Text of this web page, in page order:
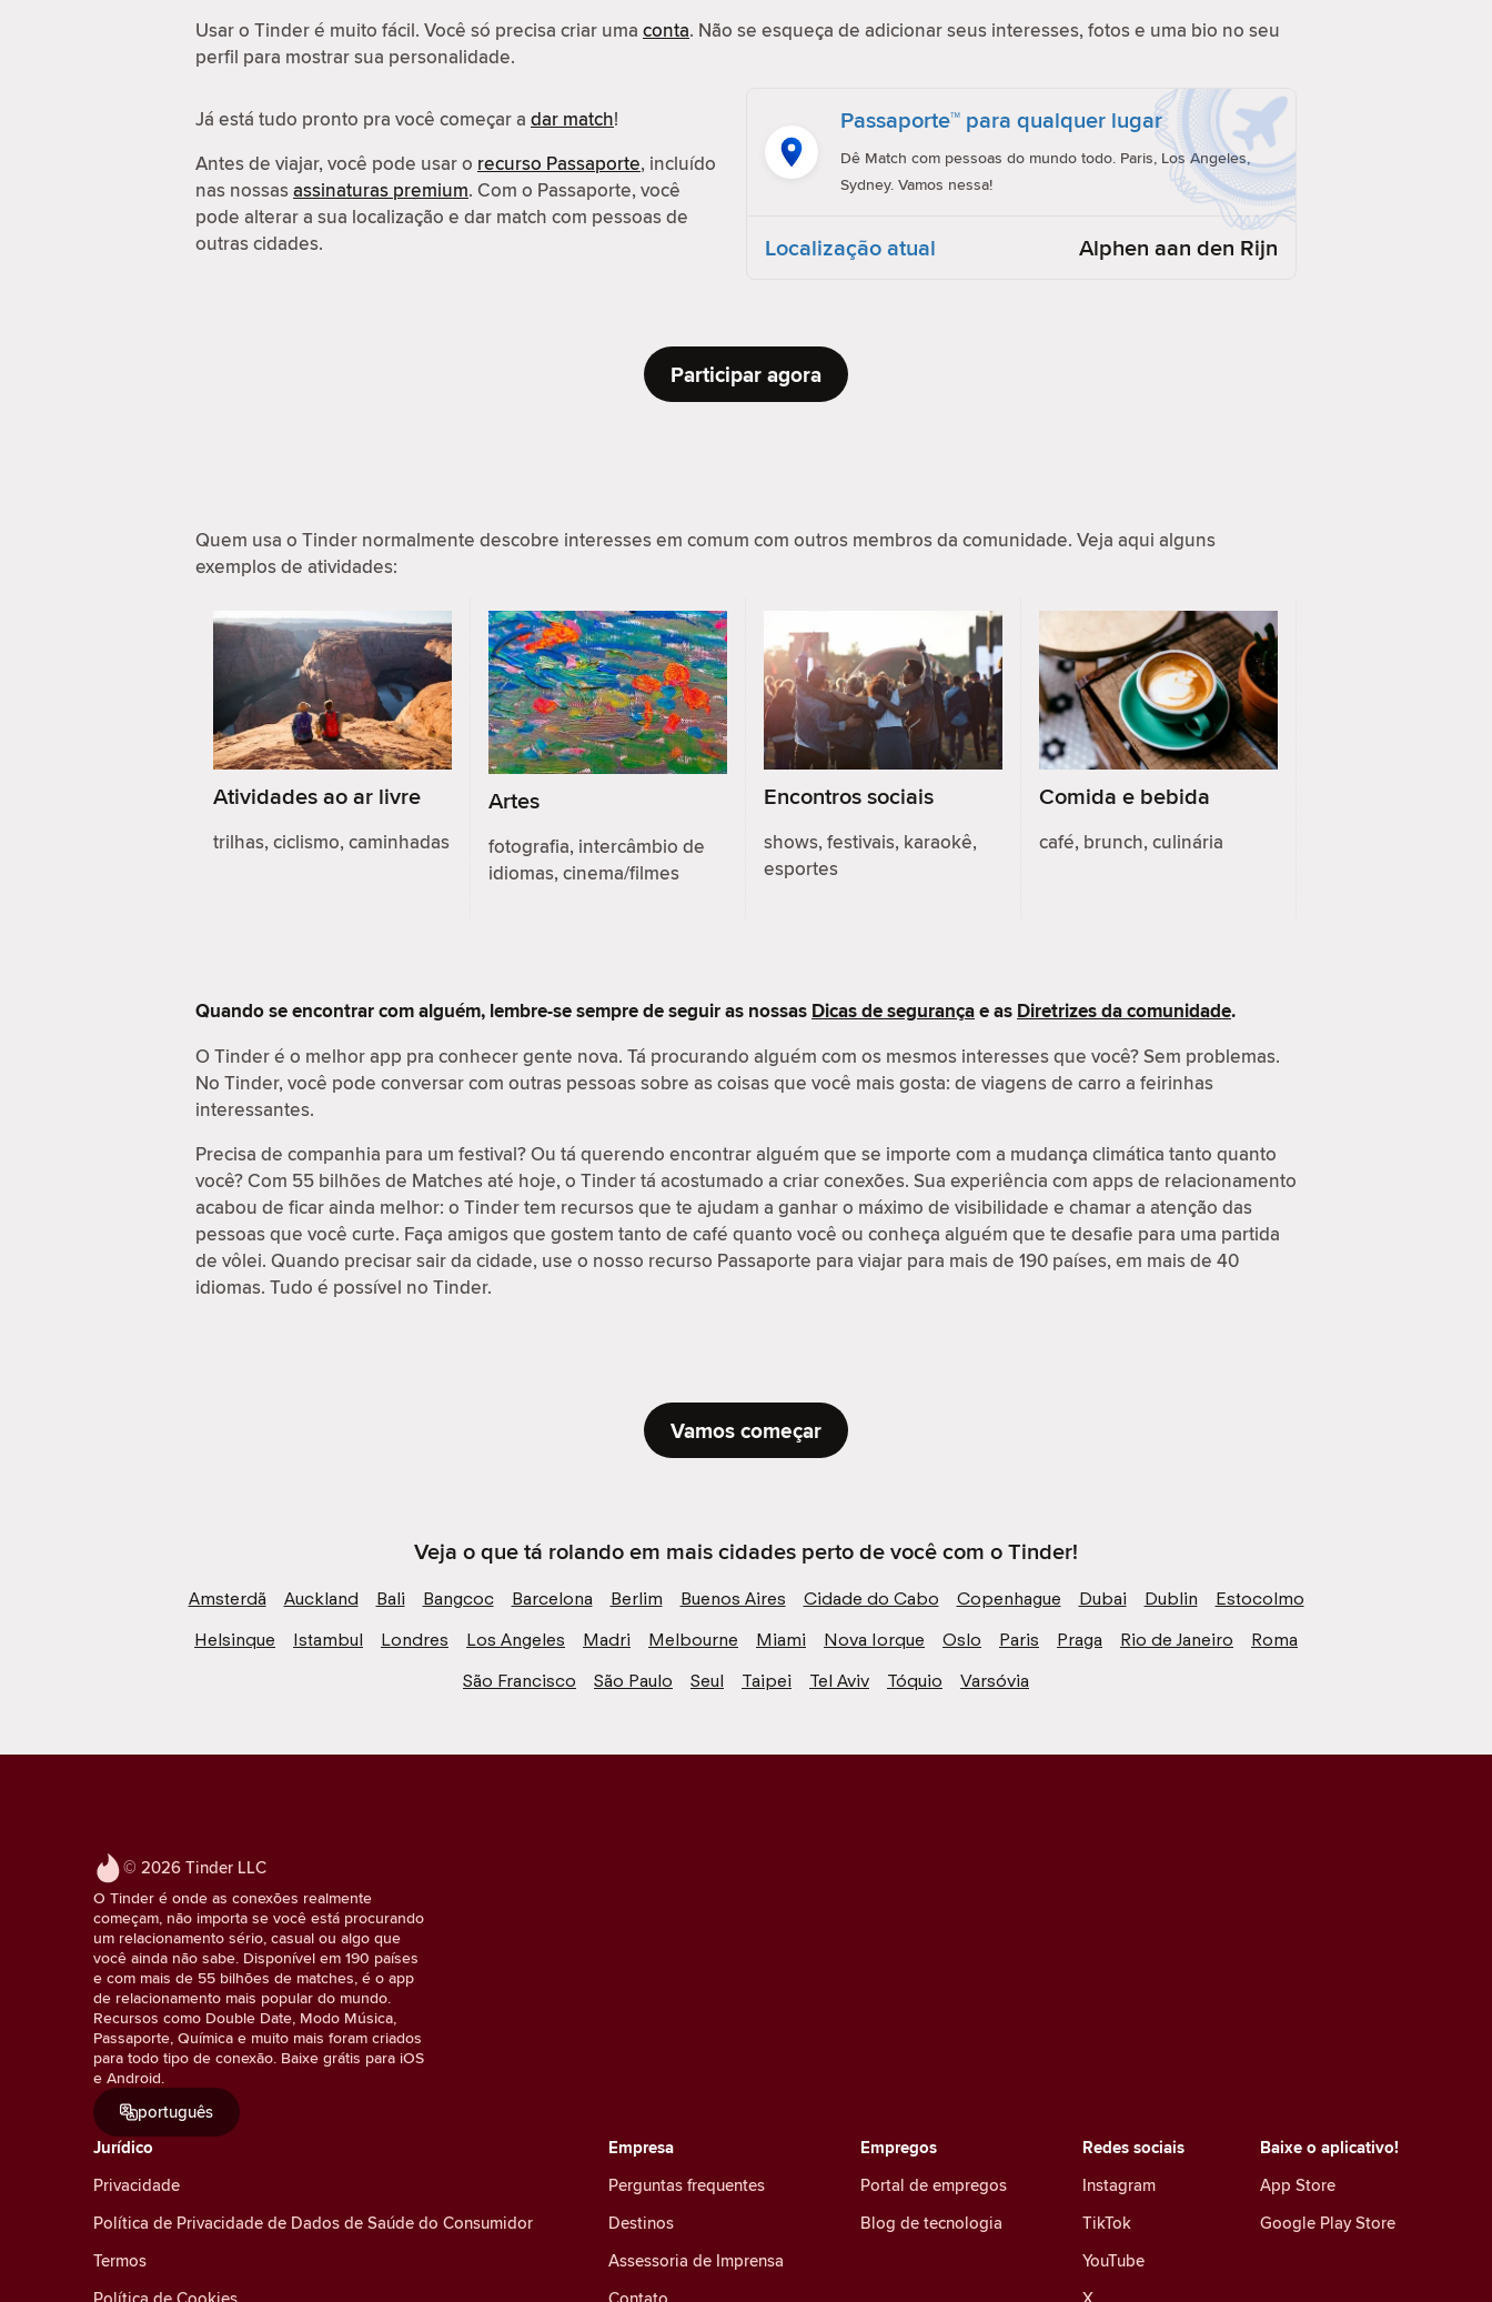
Usar o Tinder é muito fácil. Você só precisa criar uma conta. Não se esqueça de adicionar seus interesses, fotos e uma bio no seu
perfil para mostrar sua personalidade.
Já está tudo pronto pra você começar a dar match!
Antes de viajar, você pode usar o recurso Passaporte, incluído
nas nossasassinaturas premium. Com o Passaporte, você
pode alterar a sua localização e dar match com pessoas de
outras cidades.
Passaporte™ para qualquer lugar
Dê Match com pessoas do mundo todo. Paris, Los Angeles,
Sydney. Vamos nessa!
Localização atual Alphen aan den Rijn
Participar agora
Quem usa o Tinder normalmente descobre interesses em comum com outros membros da comunidade. Veja aqui alguns
exemplos de atividades:
Atividades ao ar livre
trilhas, ciclismo, caminhadas
Artes
fotografia, intercâmbio de
idiomas, cinema/filmes
Encontros sociais
shows, festivais, karaokê,
esportes
Comida e bebida
café, brunch, culinária
Quando se encontrar com alguém, lembre-se sempre de seguir as nossas Dicas de segurançae as Diretrizes da comunidade.
O Tinder é o melhor app pra conhecer gente nova. Tá procurando alguém com os mesmos interesses que você? Sem problemas.
No Tinder, você pode conversar com outras pessoas sobre as coisas que você mais gosta: de viagens de carro a feirinhas
interessantes.
Precisa de companhia para um festival? Ou tá querendo encontrar alguém que se importe com a mudança climática tanto quanto
você? Com 55 bilhões de Matches até hoje, o Tinder tá acostumado a criar conexões. Sua experiência com apps de relacionamento
acabou de ficar ainda melhor: o Tinder tem recursos que te ajudam a ganhar o máximo de visibilidade e chamar a atenção das
pessoas que você curte. Faça amigos que gostem tanto de café quanto você ou conheça alguém que te desafie para uma partida
de vôlei. Quando precisar sair da cidade, use o nosso recurso Passaporte para viajar para mais de 190 países, em mais de 40
idiomas. Tudo é possível no Tinder.
Vamos começar
Veja o que tá rolando em mais cidades perto de você com o Tinder!
Amsterdã Auckland Bali Bangcoc Barcelona Berlim Buenos Aires Cidade do Cabo Copenhague Dubai Dublin
Estocolmo
Helsinque
Istambul Londres Los Angeles Madri Melbourne Miami Nova Iorque Oslo Paris Praga Rio de Janeiro
Roma
São Francisco
São Paulo Seul Taipei Tel Aviv Tóquio Varsóvia
© 2026 Tinder LLC
O Tinder é onde as conexões realmente
começam, não importa se você está procurando
um relacionamento sério, casual ou algo que
você ainda não sabe. Disponível em 190 países
e com mais de 55 bilhões de matches, é o app
de relacionamento mais popular do mundo.
Recursos como Double Date, Modo Música,
Passaporte, Química e muito mais foram criados
para todo tipo de conexão. Baixe grátis para iOS
e Android.
português
Redes sociais
Instagram
TikTok
YouTube
Jurídico
Privacidade
Política de Privacidade de Dados de Saúde do Consumidor
Termos
Empregos
Portal de empregos
Blog de tecnologia
Empresa
Perguntas frequentes
Destinos
Assessoria de Imprensa
Baixe o aplicativo!
App Store
Google Play Store